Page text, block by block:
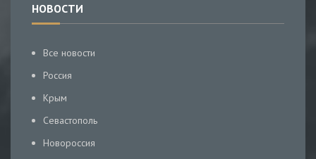
НОВОСТИ
Все новости
Россия
Крым
Севастополь
Новороссия